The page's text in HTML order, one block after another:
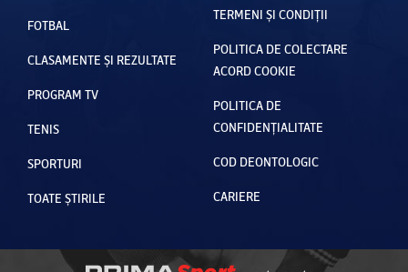
FOTBAL
CLASAMENTE ȘI REZULTATE
PROGRAM TV
TENIS
SPORTURI
TOATE ȘTIRILE
TERMENI ȘI CONDIȚII
POLITICA DE COLECTARE
ACORD COOKIE
POLITICA DE
CONFIDENȚIALITATE
COD DEONTOLOGIC
CARIERE